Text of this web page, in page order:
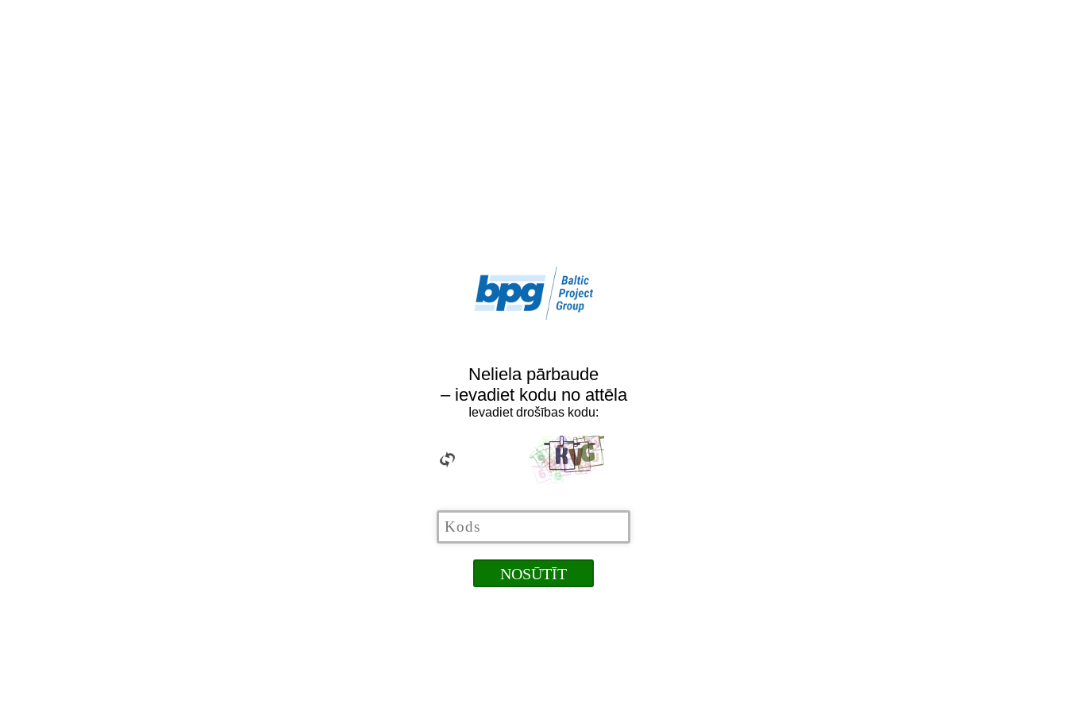
Neliela pārbaude
– ievadiet kodu no attēla
Ievadiet drošības kodu: